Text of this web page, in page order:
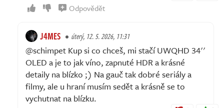
Odpovědět
J4MES úterý, 12. 5. 2026, 11:31
@schimpet Kup si co chceš, mi stačí UWQHD 34''
OLED a je to jak víno, zapnuté HDR a krásné
detaily na blízko ;) Na gauč tak dobré seriály a
filmy, ale u hraní musím sedět a krásně se to
vychutnat na blízku.